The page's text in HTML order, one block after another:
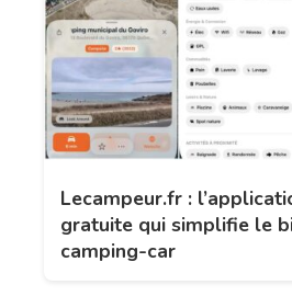
Lecampeur.fr :
gratuite qui simplifie le
camping-car